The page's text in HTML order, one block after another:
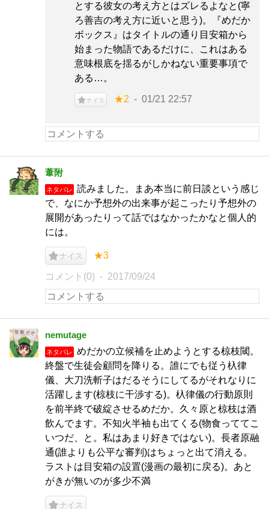
とする彼女の考え方とはズレるよなと(寧
ろ善吉の考え方に近いと思う)。『めだか
ボックス』はタイトルの通り目安箱から
始まった物語であるだけに、これはある
意味根底を揺るがしかねない重要事項で
ある…。
ナイス ★2 01/21 22:57
葦附
ネタバレ
読みました。まあ本当に前日談という感じ
で、なにか予想外の出来事が起こったり予想外の
展開があったりって話ではなかったかなと個人的
には。
ナイス ★3
コメント(0) 2017/09/24
nemutage
ネタバレ
めだかの立候補を止めようとする椋枝閾。
終盤で生徒会顧問を降りる。誰にでも従う杁律
儀、大刀洗斬子はだるそうにしてるがそれなりに
活躍します(椋枝に干渉する)。杁律儀の行動原則
を前半終で破綻させるめだか。久々原と椋枝は酒
飲んでます。不知火半袖も出てくる(物食っててこ
いつだ、と。私はあまり好きではない)。長者原融
通(誰よりも公平な審判)はちょっと出て消える。
ラストは目安箱の設置(漫画の最初に戻る)。あと
がきが無いのが多少不満
ナイス